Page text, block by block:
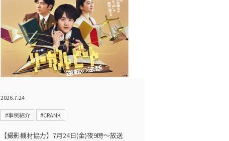
2026.7.24
#事例紹介 #CRANK
【撮影機材協力】7月24日(金)夜9時〜放送